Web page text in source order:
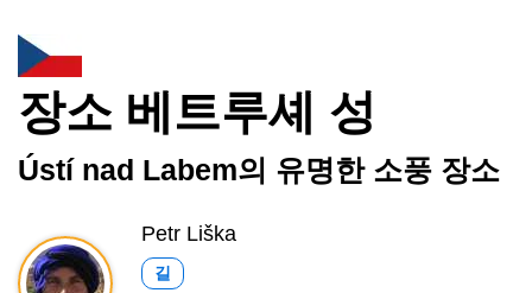
장소 베트루셰 성
Ústí nad Labem의 유명한 소풍 장소
Petr Liška
길